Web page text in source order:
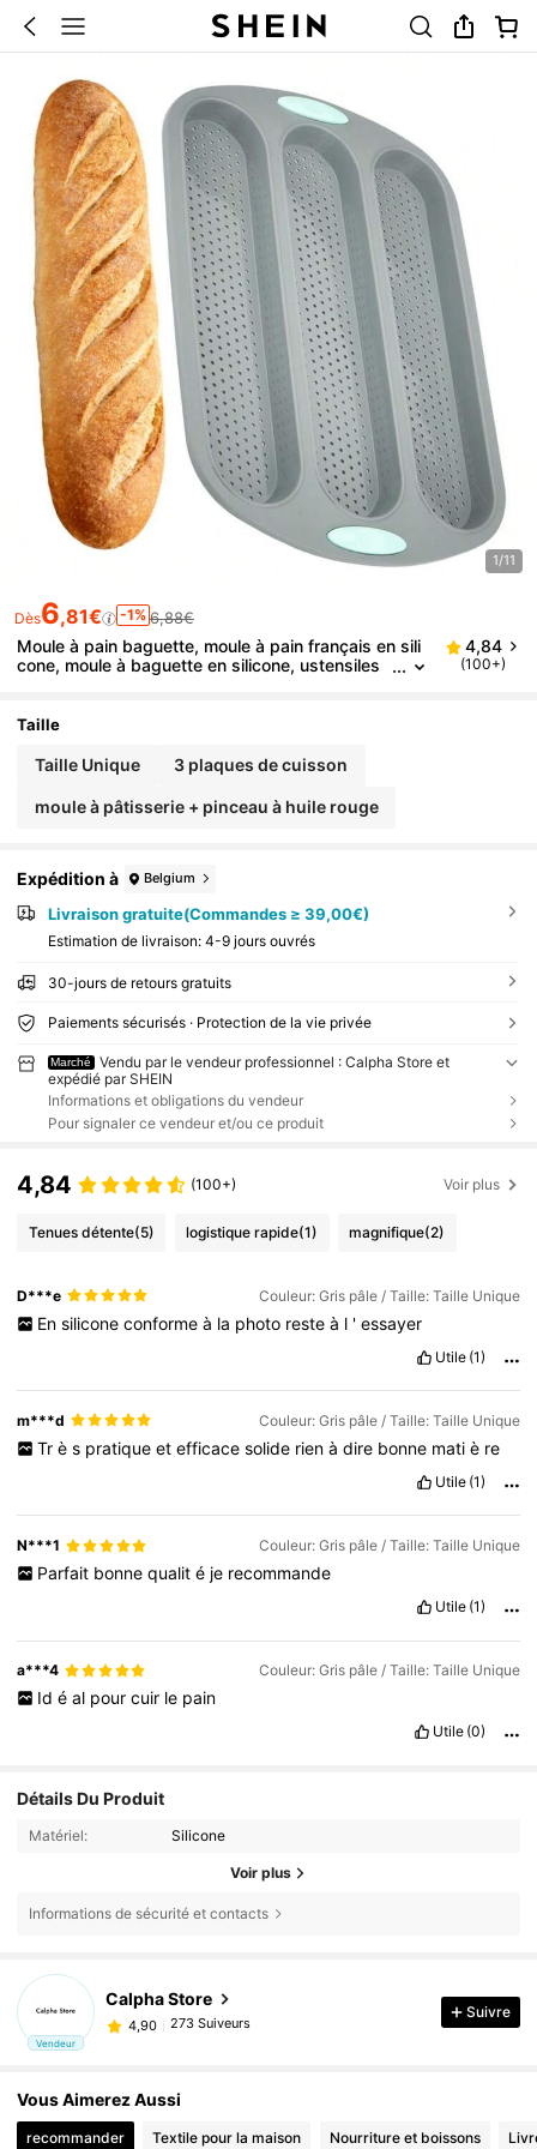
1/11
Dès6,81€ -1% 6,88€
Moule à pain baguette, moule à pain français en sili
cone, moule à baguette en silicone, ustensiles
4,84
(100+)
Taille
Taille Unique 3 plaques de cuisson
moule à pâtisserie + pinceau à huile rouge
Expédition à Belgium
Livraison gratuite(Commandes ≥ 39,00€)
Estimation de livraison: 4-9 jours ouvrés
30-jours de retours gratuits
Paiements sécurisés · Protection de la vie privée
Marché
Vendu par le vendeur professionnel : Calpha Store et
expédié par SHEIN
Informations et obligations du vendeur
Pour signaler ce vendeur et/ou ce produit
4,84 (100+) Voir plus
Tenues détente(5) logistique rapide(1) magnifique(2)
D***e Couleur: Gris pâle / Taille: Taille Unique
En silicone conforme à la photo reste à l ' essayer
Utile (1)
m***d Couleur: Gris pâle / Taille: Taille Unique
Tr è s pratique et efficace solide rien à dire bonne mati è re
Utile (1)
N***1 Couleur: Gris pâle / Taille: Taille Unique
Parfait bonne qualit é je recommande
Utile (1)
a***4 Couleur: Gris pâle / Taille: Taille Unique
Id é al pour cuir le pain
Utile (0)
Détails Du Produit
Matériel: Silicone
Voir plus
Informations de sécurité et contacts
Vendeur
Calpha Store
4,90 273 Suiveurs
Suivre
Vous Aimerez Aussi
recommander Textile pour la maison Nourriture et boissons